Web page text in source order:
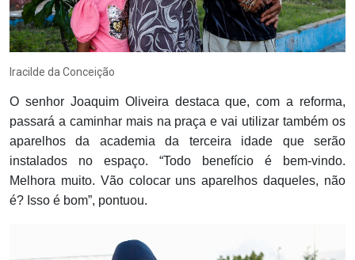
Iracilde da Conceição
O senhor Joaquim Oliveira destaca que, com a reforma,
passará a caminhar mais na praça e vai utilizar também os
aparelhos da academia da terceira idade que serão
instalados no espaço. “Todo benefício é bem-vindo.
Melhora muito. Vão colocar uns aparelhos daqueles, não
é? Isso é bom”, pontuou.